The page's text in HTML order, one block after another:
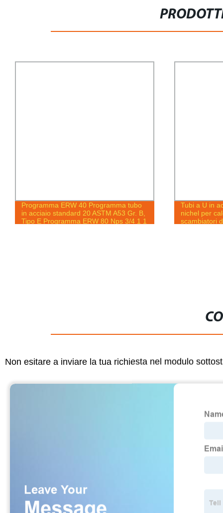
Programma ERW 40 Programma tubo
in acciaio standard 20 ASTM A53 Gr. B,
Tipo E Programma ERW 80 Nps 3/4 1 1
Tubi a U in
nichel per
scambiatori
Non esitare a inviare la tua richiesta nel modulo